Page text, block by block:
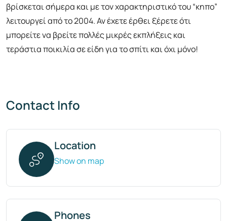
βρίσκεται σήμερα και με τον χαρακτηριστικό του “κηπο”
λειτουργεί από το 2004. Αν έχετε έρθει ξέρετε ότι
μπορείτε να βρείτε πολλές μικρές εκπλήξεις και
τεράστια ποικιλία σε είδη για το σπίτι και όχι μόνο!
Contact Info
Location
Show on map
Phones